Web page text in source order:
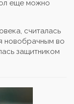
еще можно
считалась
новобрачным во
защитником